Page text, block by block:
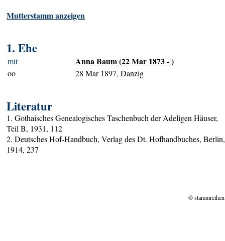
Mutterstamm anzeigen
1. Ehe
mit Anna Baum (22 Mar 1873 - )
oo 28 Mar 1897, Danzig
Literatur
1. Gothaisches Genealogisches Taschenbuch der Adeligen Häuser,
Teil B, 1931, 112
2. Deutsches Hof-Handbuch, Verlag des Dt. Hofhandbuches, Berlin,
1914, 237
©